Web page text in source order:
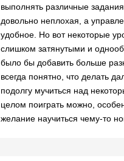
выполнять различные
довольно неплохая, а
удобное. Но вот некоторые
слишком затянутыми и
было бы добавить больше
всегда понятно, что делать
подолгу мучиться над
целом поиграть можно,
желание научиться чему-то